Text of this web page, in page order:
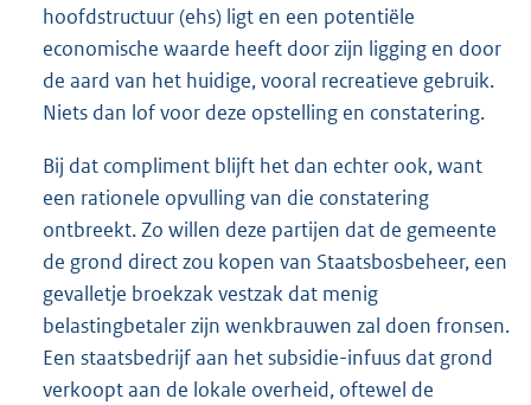
hoofdstructuur (ehs) ligt en een potentiële
economische waarde heeft door zijn ligging en door
de aard van het huidige, vooral recreatieve gebruik.
Niets dan lof voor deze opstelling en constatering.
Bij dat compliment blijft het dan echter ook, want
een rationele opvulling van die constatering
ontbreekt. Zo willen deze partijen dat de gemeente
de grond direct zou kopen van Staatsbosbeheer, een
gevalletje broekzak vestzak dat menig
belastingbetaler zijn wenkbrauwen zal doen fronsen.
Een staatsbedrijf aan het subsidie-infuus dat grond
verkoopt aan de lokale overheid, oftewel de